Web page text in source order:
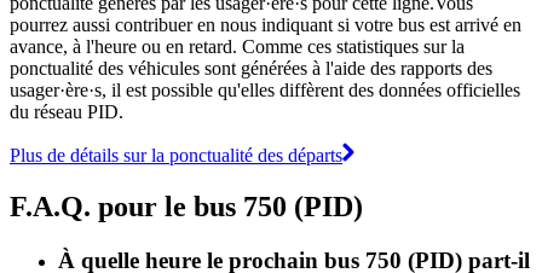
pourrez aussi contribuer en nous indiquant si votre bus est arrivé en
avance, à l'heure ou en retard. Comme ces statistiques sur la
ponctualité des véhicules sont générées à l'aide des rapports des
usager·ère·s, il est possible qu'elles diffèrent des données officielles
du réseau PID.
Plus de détails sur la ponctualité des départs
F.A.Q. pour le bus 750 (PID)
À quelle heure le prochain bus 750 (PID) part-il